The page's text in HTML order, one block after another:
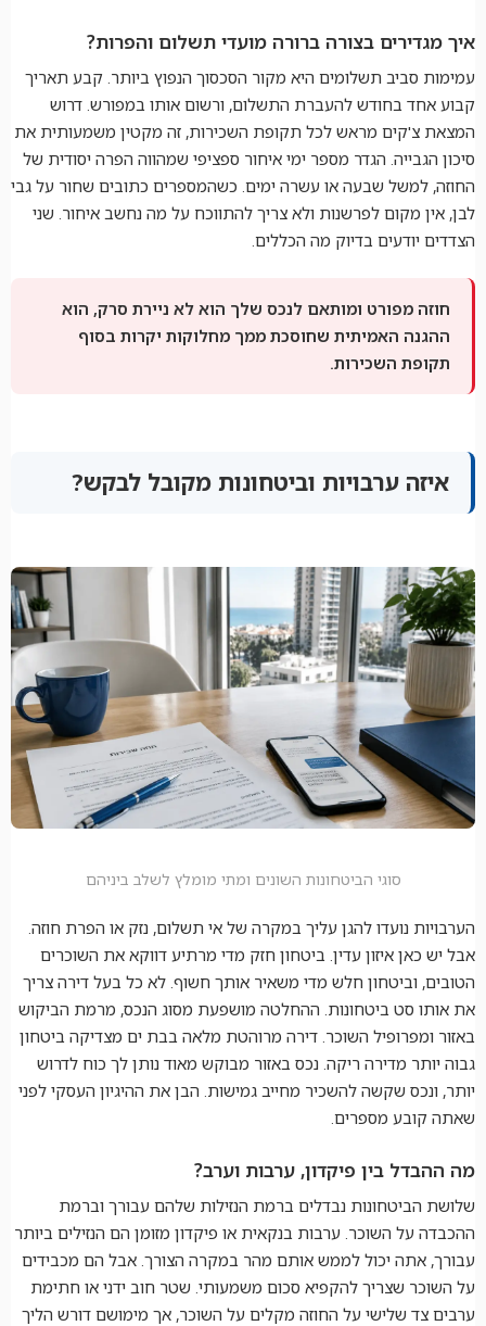
איך מגדירים בצורה ברורה מועדי תשלום והפרות?
עמימות סביב תשלומים היא מקור הסכסוך הנפוץ ביותר. קבע תאריך
קבוע אחד בחודש להעברת התשלום, ורשום אותו במפורש. דרוש
המצאת צ'קים מראש לכל תקופת השכירות, זה מקטין משמעותית את
סיכון הגבייה. הגדר מספר ימי איחור ספציפי שמהווה הפרה יסודית של
החוזה, למשל שבעה או עשרה ימים. כשהמספרים כתובים שחור על גבי
לבן, אין מקום לפרשנות ולא צריך להתווכח על מה נחשב איחור. שני
הצדדים יודעים בדיוק מה הכללים.
חוזה מפורט ומותאם לנכס שלך הוא לא ניירת סרק, הוא
ההגנה האמיתית שחוסכת ממך מחלוקות יקרות בסוף
תקופת השכירות.
איזה ערבויות וביטחונות מקובל לבקש?
סוגי הביטחונות השונים ומתי מומלץ לשלב ביניהם
הערבויות נועדו להגן עליך במקרה של אי תשלום, נזק או הפרת חוזה.
אבל יש כאן איזון עדין. ביטחון חזק מדי מרתיע דווקא את השוכרים
הטובים, וביטחון חלש מדי משאיר אותך חשוף. לא כל בעל דירה צריך
את אותו סט ביטחונות. ההחלטה מושפעת מסוג הנכס, מרמת הביקוש
באזור ומפרופיל השוכר. דירה מרוהטת מלאה בבת ים מצדיקה ביטחון
גבוה יותר מדירה ריקה. נכס באזור מבוקש מאוד נותן לך כוח לדרוש
יותר, ונכס שקשה להשכיר מחייב גמישות. הבן את ההיגיון העסקי לפני
שאתה קובע מספרים.
מה ההבדל בין פיקדון, ערבות וערב?
שלושת הביטחונות נבדלים ברמת הנזילות שלהם עבורך וברמת
ההכבדה על השוכר. ערבות בנקאית או פיקדון מזומן הם הנזילים ביותר
עבורך, אתה יכול לממש אותם מהר במקרה הצורך. אבל הם מכבידים
על השוכר שצריך להקפיא סכום משמעותי. שטר חוב ידני או חתימת
ערבים צד שלישי על החוזה מקלים על השוכר, אך מימושם דורש הליך